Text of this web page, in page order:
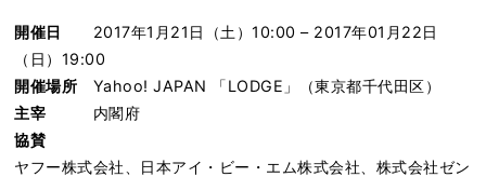
開催日 2017年1月21日（土）10:00 – 2017年01月22日
（日）19:00
開催場所 Yahoo! JAPAN 「LODGE」（東京都千代田区）
主宰 内閣府
協賛
ヤフー株式会社、日本アイ・ビー・エム株式会社、株式会社ゼン